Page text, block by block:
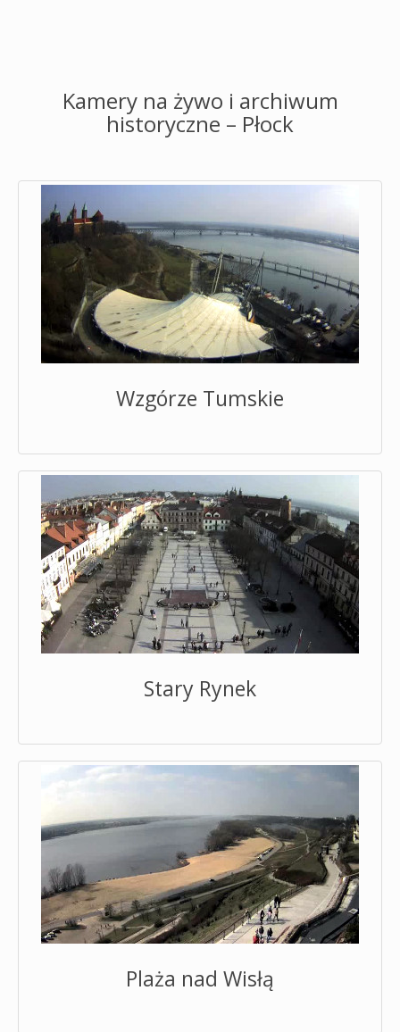
Kamery na żywo i archiwum
historyczne – Płock
Wzgórze Tumskie
Stary Rynek
Plaża nad Wisłą